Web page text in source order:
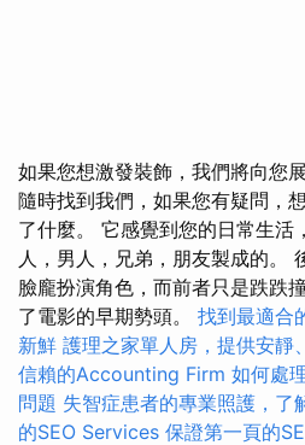
如果您想激發裝飾，我們將向您
隨時找到我們，如果您有疑問，
了什麼。 它感覺到您的日常生活
人，男人，兄弟，朋友製成的。
臉龐扮演角色，而前者只是跌跌
了電影的早期勢頭。 找到最適合
新鮮 護理之家單人房，提供安靜
信賴的Accounting Firm 如何處
問題 失智症患者的專業照護，了
的SEO Services 保證第一頁的